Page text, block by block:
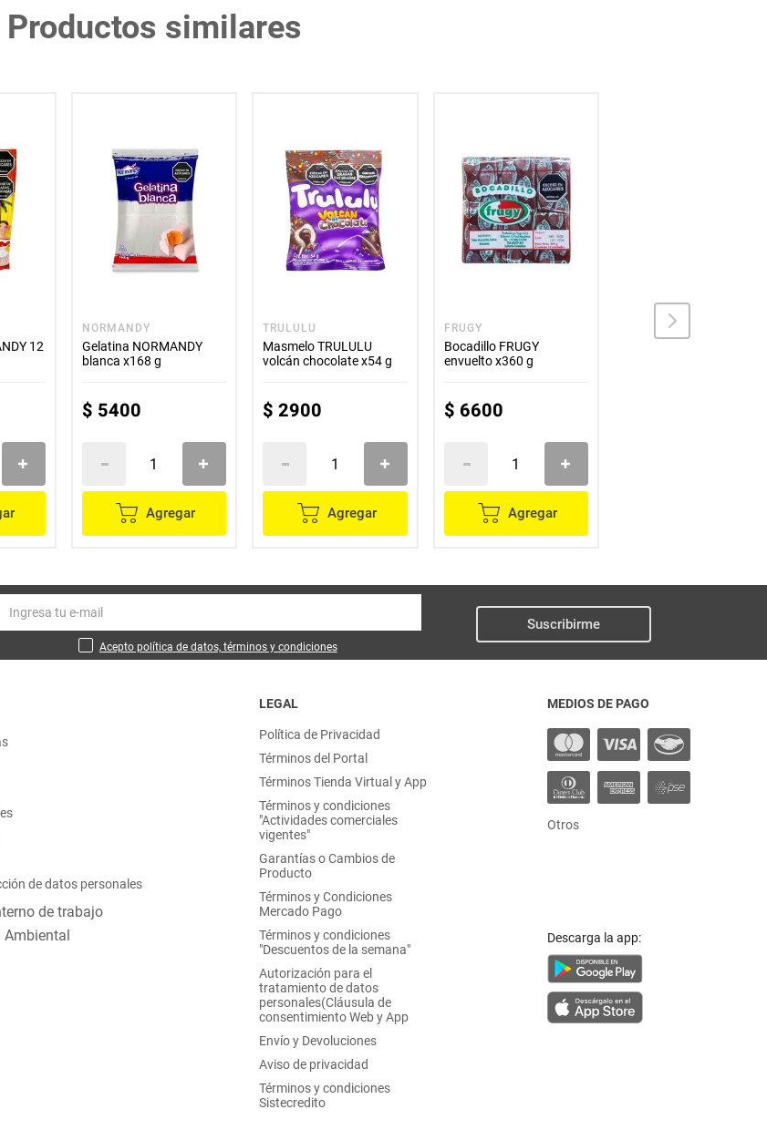
Productos similares
12
NORMANDY
Gelatina NORMANDY
blanca x168 g
$ 5400
Agregar
TRULULU
Masmelo TRULULU
volcán chocolate x54 g
$ 2900
Agregar
FRUGY
Bocadillo FRUGY
envuelto x360 g
$ 6600
Agregar
COLANTA
Acepto política de datos, términos y condiciones
Suscribirme
de datos personales
de trabajo
LEGAL
Política de Privacidad
Términos del Portal
Términos Tienda Virtual y App
Términos y condiciones
"Actividades comerciales
vigentes"
Garantías o Cambios de
Producto
Términos y Condiciones
Mercado Pago
Términos y condiciones
"Descuentos de la semana"
Autorización para el
tratamiento de datos
personales(Cláusula de
consentimiento Web y App
Envío y Devoluciones
Aviso de privacidad
Términos y condiciones
Sistecredito
MEDIOS DE PAGO
Otros
Descarga la app: